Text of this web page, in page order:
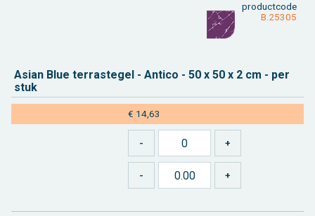
product­code
B.25305
Asian Blue ter­ras­te­gel - An­ti­co - 50 x 50 x 2 cm - per
stuk
€ 14,63